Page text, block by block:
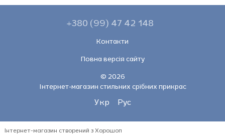
+380 (99) 47 42 148
Контакти
Повна версія сайту
© 2026
Інтернет-магазин стильних срібних прикрас
Укр Рус
Інтернет-магазин створений з Хорошоп